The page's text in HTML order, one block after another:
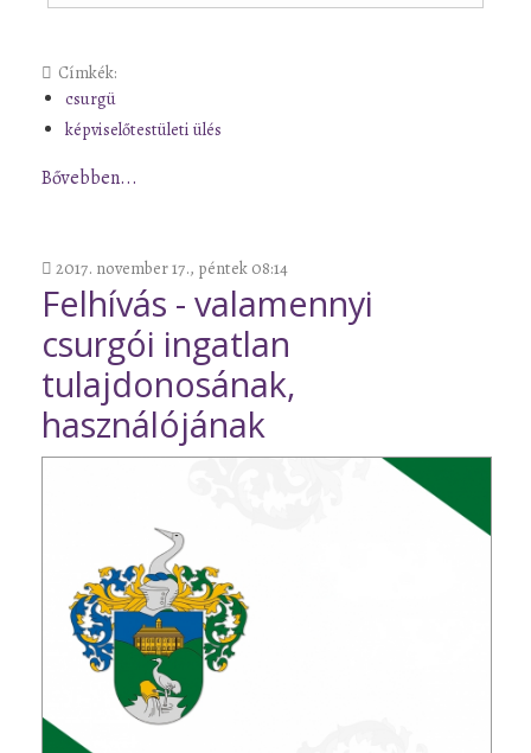
Címkék:
csurgü
képviselőtestületi ülés
Bővebben...
2017. november 17., péntek 08:14
Felhívás - valamennyi
csurgói ingatlan
tulajdonosának,
használójának